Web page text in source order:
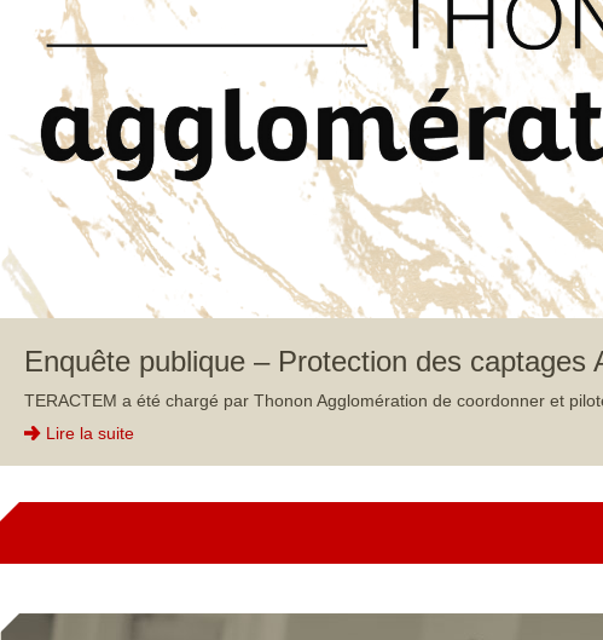
Enquête publique – Protection des captages
TERACTEM a été chargé par Thonon Agglomération de coordonner et
Lire la suite